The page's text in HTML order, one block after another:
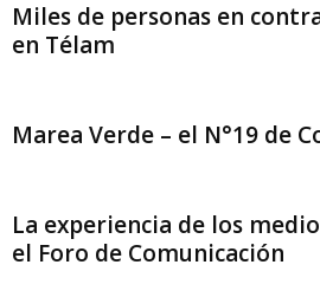
Miles de personas en
en Télam
Marea Verde – el N°19 de
La experiencia de los
el Foro de Comunicación